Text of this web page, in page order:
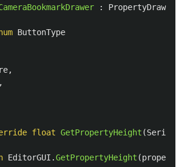
:
PropertyDrawer
ButtonType
,
,
float GetPropertyHeight (
EditorGUI .GetPropertyHeight (property